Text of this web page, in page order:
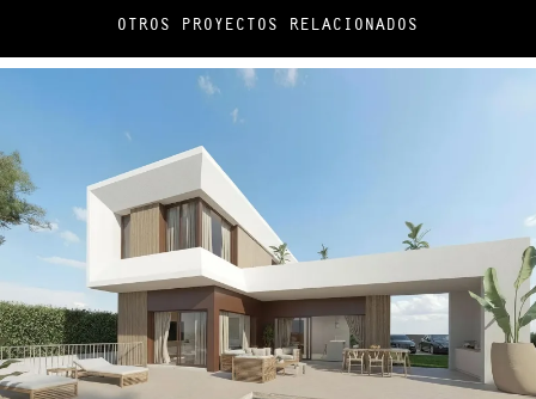
OTROS PROYECTOS RELACIONADOS
Nick · Island
CONSTRUCCIÓN / THE ISLAND / VILLAS